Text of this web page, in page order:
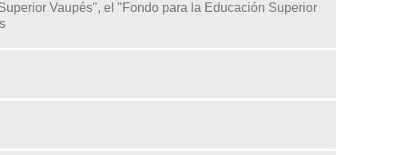
Vaupés", el "Fondo para la Educación Superior